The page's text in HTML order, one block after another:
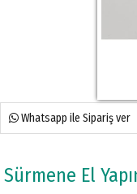
Whatsapp ile Sipariş ver
Sürmene El